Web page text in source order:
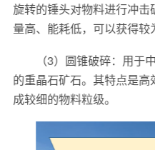
旋转的锤头对物料进行冲
量高、能耗低，可以获得
（3）圆锥破碎：用于
的重晶石矿石。其特点是
成较细的物料粒级。